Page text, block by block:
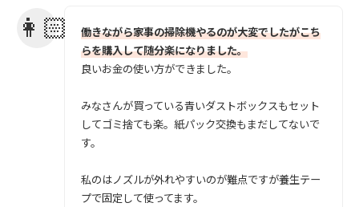
働きながら家事の掃除機やるのが大変でしたがこち
らを購入して随分楽になりました。
良いお金の使い方ができました。
みなさんが買っている青いダストボックスもセット
してゴミ捨ても楽。紙パック交換もまだしてないで
す。
私のはノズルが外れやすいのが難点ですが養生テー
プで固定して使ってます。